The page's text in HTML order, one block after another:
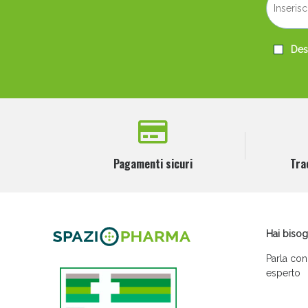
Pagamenti sicuri
Hai
Parla
esperto